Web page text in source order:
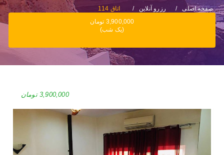
صفحه اصلی رزرو آنلاین اتاق 114
3,900,000 تومان
(یک شب)
3,900,000 تومان